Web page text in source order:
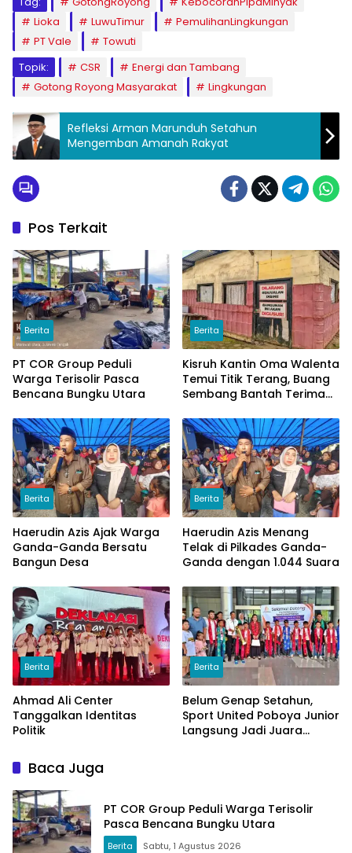
Lioka
LuwuTimur
PemulihanLingkungan
PT Vale
Towuti
Topik:
CSR
Energi dan Tambang
Gotong Royong Masyarakat
Lingkungan
Refleksi Arman Marunduh Setahun
Mengemban Amanah Rakyat
Pos Terkait
Berita
PT COR Group Peduli
Warga Terisolir Pasca
Bencana Bungku Utara
Berita
Kisruh Kantin Oma Walenta
Temui Titik Terang, Buang
Sembang Bantah Terima
Berita
Haerudin Azis Ajak Warga
Ganda-Ganda Bersatu
Bangun Desa
Berita
Haerudin Azis Menang
Telak di Pilkades Ganda-
Ganda dengan 1.044 Suara
Berita
Ahmad Ali Center
Tanggalkan Identitas
Politik
Berita
Belum Genap Setahun,
Sport United Poboya Junior
Langsung Jadi Juara
Baca Juga
PT COR Group Peduli Warga Terisolir
Pasca Bencana Bungku Utara
Berita Sabtu, 1 Agustus 2026